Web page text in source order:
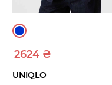
2624 ₴
UNIQLO